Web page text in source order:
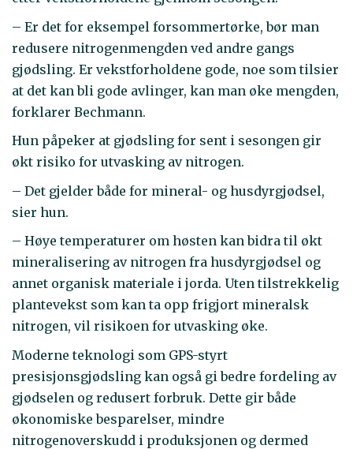
– Er det for eksempel forsommertørke, bør man
redusere nitrogenmengden ved andre gangs
gjødsling. Er vekstforholdene gode, noe som tilsier
at det kan bli gode avlinger, kan man øke mengden,
forklarer Bechmann.
Hun påpeker at gjødsling for sent i sesongen gir
økt risiko for utvasking av nitrogen.
– Det gjelder både for mineral- og husdyrgjødsel,
sier hun.
– Høye temperaturer om høsten kan bidra til økt
mineralisering av nitrogen fra husdyrgjødsel og
annet organisk materiale i jorda. Uten tilstrekkelig
plantevekst som kan ta opp frigjort mineralsk
nitrogen, vil risikoen for utvasking øke.
Moderne teknologi som GPS-styrt
presisjonsgjødsling kan også gi bedre fordeling av
gjødselen og redusert forbruk. Dette gir både
økonomiske besparelser, mindre
nitrogenoverskudd i produksjonen og dermed